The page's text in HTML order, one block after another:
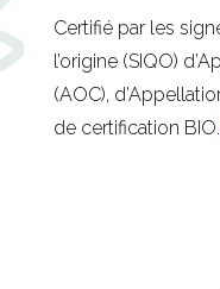
Certifié par les
l’origine (SIQO)
(AOC),
de certification BIO.